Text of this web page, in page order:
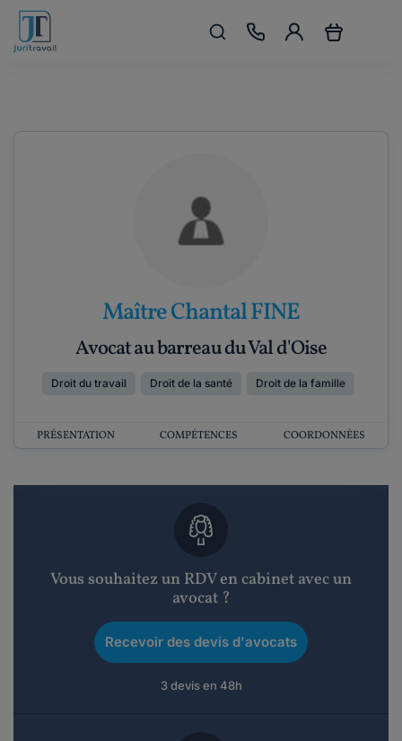
Maître Chantal FINE
Avocat au barreau du Val d'Oise
Droit du travail Droit de la santé Droit de la famille
PRÉSENTATION COMPÉTENCES COORDONNÉES
Vous souhaitez un RDV en cabinet avec un
avocat ?
Recevoir des devis d'avocats
3 devis en 48h